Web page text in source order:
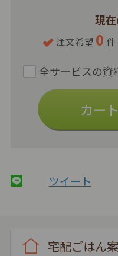
現
注文希望 0 件
カー
ツイート
宅配ごはん